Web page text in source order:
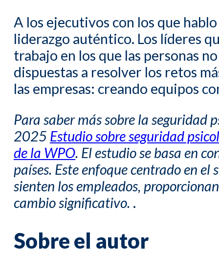
A los ejecutivos con los que
liderazgo auténtico. Los líderes
trabajo en los que las personas
dispuestas a resolver los retos
las empresas: creando equipos
Para saber más sobre la seguridad
2025 Estudio sobre seguridad
de la WPO. El estudio se basa en
países. Este enfoque centrado en el
sienten los empleados,
cambio significativo. .
Sobre el autor